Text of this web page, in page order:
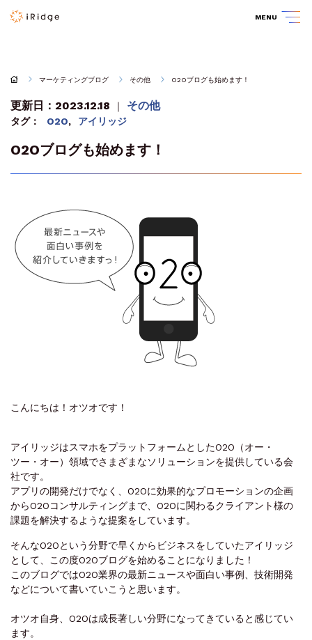
MENU
マーケティングブログ その他 O2Oブログも始めます！
更新日：2023.12.18 ｜ その他
タグ： O2O, アイリッジ
O2Oブログも始めます！
こんにちは！オツオです！
アイリッジはスマホをプラットフォームとしたO2O（オー・
ツー・オー）領域でさまざまなソリューションを提供している会
社です。
アプリの開発だけでなく、O2Oに効果的なプロモーションの企画
からO2Oコンサルティングまで、O2Oに関わるクライアント様の
課題を解決するような提案をしています。
そんなO2Oという分野で早くからビジネスをしていたアイリッジ
として、この度O2Oブログを始めることになりました！
このブログではO2O業界の最新ニュースや面白い事例、技術開発
などについて書いていこうと思います。
オツオ自身、O2Oは成長著しい分野になってきていると感じてい
ます。